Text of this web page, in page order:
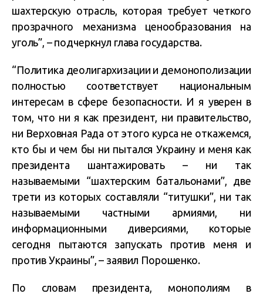
шахтерскую отрасль, которая требует четкого
прозрачного механизма ценообразования на
уголь”, – подчеркнул глава государства.
“Политика деолигархизации и демонополизации
полностью соответствует национальным
интересам в сфере безопасности. И я уверен в
том, что ни я как президент, ни правительство,
ни Верховная Рада от этого курса не откажемся,
кто бы и чем бы ни пытался Украину и меня как
президента шантажировать – ни так
называемыми “шахтерским батальонами”, две
трети из которых составляли “титушки”, ни так
называемыми частными армиями, ни
информационными диверсиями, которые
сегодня пытаются запускать против меня и
против Украины”, – заявил Порошенко.
По словам президента, монополиям в